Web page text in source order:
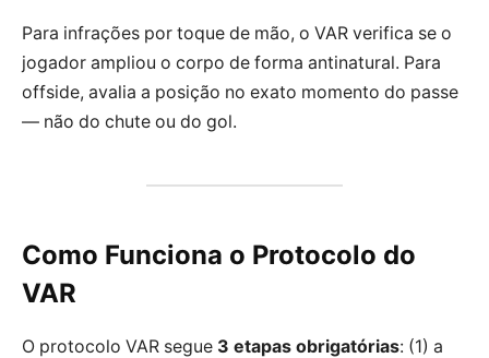
Para infrações por toque de mão, o VAR verifica se o
jogador ampliou o corpo de forma antinatural. Para
offside, avalia a posição no exato momento do passe
— não do chute ou do gol.
Como Funciona o Protocolo do
VAR
O protocolo VAR segue 3 etapas obrigatórias: (1) a